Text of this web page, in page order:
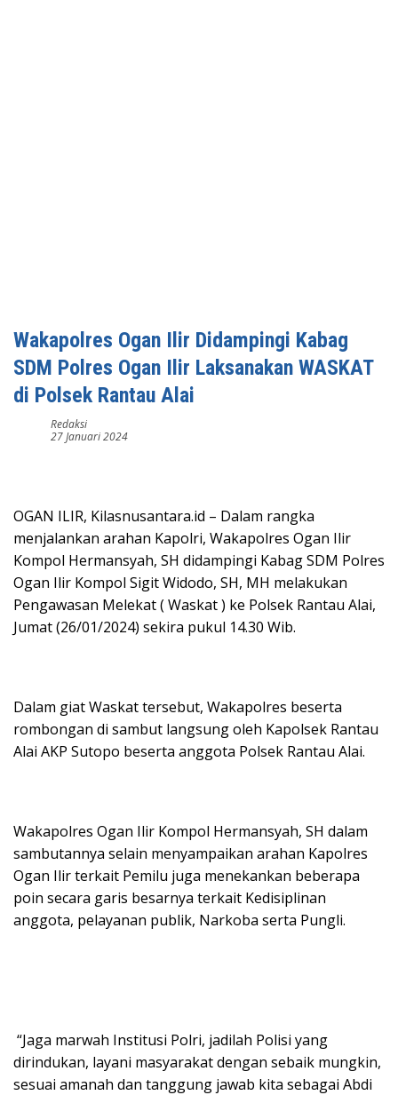
Wakapolres Ogan Ilir Didampingi Kabag
SDM Polres Ogan Ilir Laksanakan WASKAT
di Polsek Rantau Alai
Redaksi
27 Januari 2024
OGAN ILIR, Kilasnusantara.id – Dalam rangka
menjalankan arahan Kapolri, Wakapolres Ogan Ilir
Kompol Hermansyah, SH didampingi Kabag SDM Polres
Ogan Ilir Kompol Sigit Widodo, SH, MH melakukan
Pengawasan Melekat ( Waskat ) ke Polsek Rantau Alai,
Jumat (26/01/2024) sekira pukul 14.30 Wib.
Dalam giat Waskat tersebut, Wakapolres beserta
rombongan di sambut langsung oleh Kapolsek Rantau
Alai AKP Sutopo beserta anggota Polsek Rantau Alai.
Wakapolres Ogan Ilir Kompol Hermansyah, SH dalam
sambutannya selain menyampaikan arahan Kapolres
Ogan Ilir terkait Pemilu juga menekankan beberapa
poin secara garis besarnya terkait Kedisiplinan
anggota, pelayanan publik, Narkoba serta Pungli.
“Jaga marwah Institusi Polri, jadilah Polisi yang
dirindukan, layani masyarakat dengan sebaik mungkin,
sesuai amanah dan tanggung jawab kita sebagai Abdi